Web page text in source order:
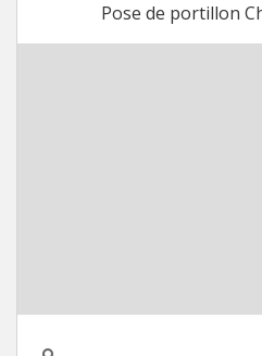
Pose de portillon